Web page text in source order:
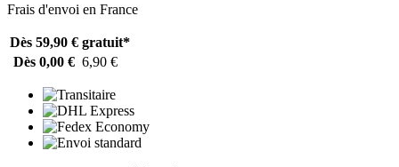
Frais d'envoi en France
Dès 59,90 € gratuit*
Dès 0,00 € 6,90 €